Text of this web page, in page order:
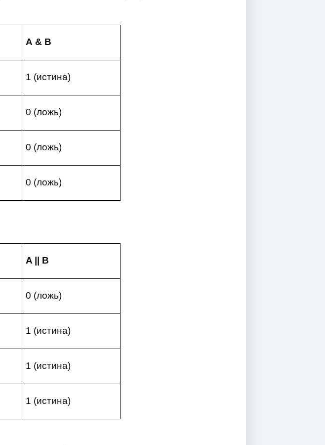
А & B
1 (истина)
0 (ложь)
0 (ложь)
0 (ложь)
A || B
0 (ложь)
1 (истина)
1 (истина)
1 (истина)